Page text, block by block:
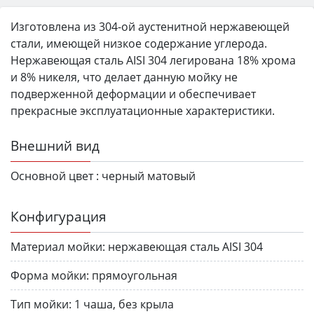
Изготовлена из 304-ой аустенитной нержавеющей
стали, имеющей низкое содержание углерода.
Нержавеющая сталь AISI 304 легирована 18% хрома
и 8% никеля, что делает данную мойку не
подверженной деформации и обеспечивает
прекрасные эксплуатационные характеристики.
Внешний вид
Основной цвет : черный матовый
Конфигурация
Материал мойки: нержавеющая сталь AISI 304
Форма мойки: прямоугольная
Тип мойки: 1 чаша, без крыла